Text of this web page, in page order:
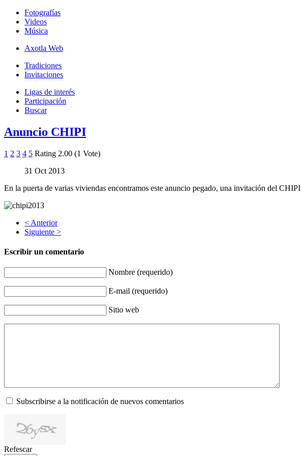
Fotografías
Videos
Música
Axotla Web
Tradiciones
Invitaciones
Ligas de interés
Participación
Buscar
Anuncio CHIPI
1 2 3 4 5 Rating 2.00 (1 Vote)
31 Oct 2013
En la puerta de varias viviendas encontramos este anuncio pegado, una invitación del CHIPI
< Anterior
Siguiente >
Escribir un comentario
Nombre (requerido)
E-mail (requerido)
Sitio web
Subscribirse a la notificación de nuevos comentarios
Refescar